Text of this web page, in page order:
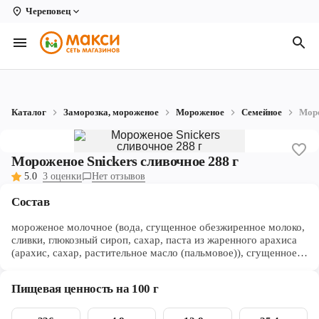
Череповец
Вологда
Архангельск
Коряжма
Новодвинск
Северодвинск
Каталог Заморозка, мороженое Мороженое Семейное
Мороженое Snickers сливочное 288 г
5.0 3 оценки Нет отзывов
Состав
мороженое молочное (вода, сгущенное обезжиренное молоко,
сливки, глюкозный сироп, сахар, паста из жаренного арахиса
(арахис, сахар, растительное масло (пальмовое)), сгущенное
рожкового дерева, гуаровая камедь, Е 407), соль); глазурь
Пищевая ценность на 100 г